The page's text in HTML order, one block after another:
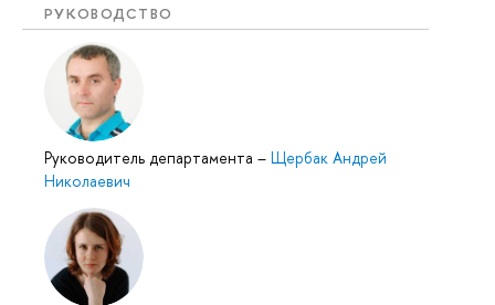
РУКОВОДСТВО
Руководитель департамента – Щербак Андрей
Николаевич